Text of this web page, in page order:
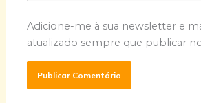
Adicione-me à sua newsletter e
atualizado sempre que publicar